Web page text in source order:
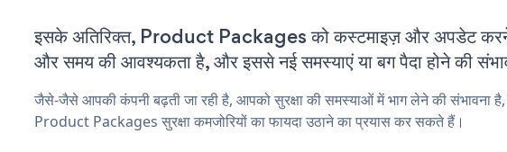
इसके अतिरिक्त, Product Packages को कस्टमाइज़ और अपडेट
और समय की आवश्यकता है, और इससे नई समस्याएं या बग पैदा होने की
जैसे-जैसे आपकी कंपनी बढ़ती जा रही है, आपको सुरक्षा की समस्याओं में भाग लेने की संभावना
Product Packages सुरक्षा कमजोरियों का फायदा उठाने का प्रयास कर सकते हैं।